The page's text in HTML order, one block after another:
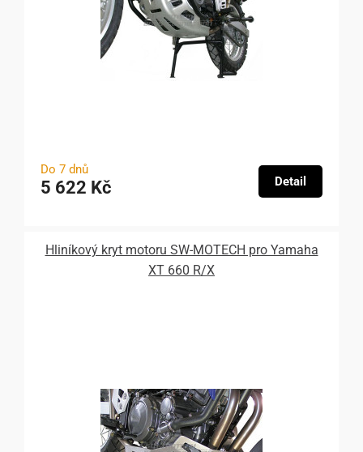
Do 7 dnů
5 622 Kč Detail
Hliníkový kryt motoru SW-MOTECH pro Yamaha
XT 660 R/X